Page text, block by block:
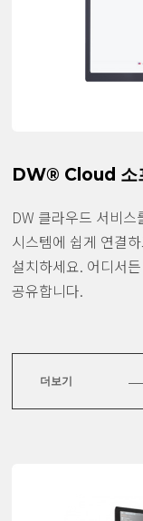
DW® Cloud 소
DW 클라우드 서비
시스템에 쉽게 연결
설치하세요. 어디서
공유합니다.
더보기